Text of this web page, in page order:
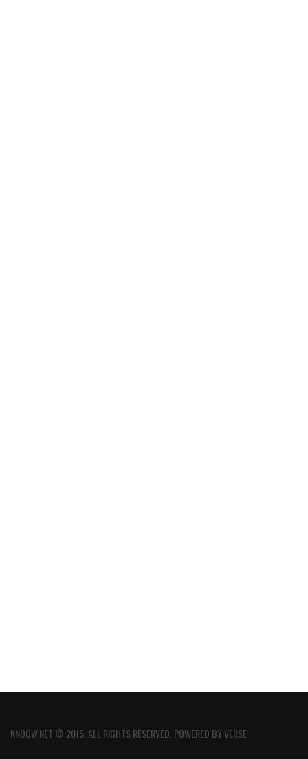
KNOOW.NET © 2015. ALL RIGHTS RESERVED. POWERED BYVERSE